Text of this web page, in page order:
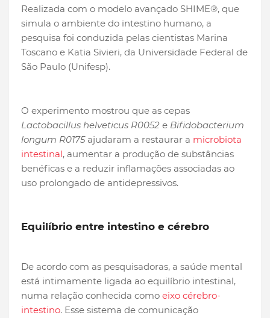
Realizada com o modelo avançado SHIME®, que
simula o ambiente do intestino humano, a
pesquisa foi conduzida pelas cientistas Marina
Toscano e Katia Sivieri, da Universidade Federal de
São Paulo (Unifesp).
O experimento mostrou que as cepas
Lactobacillus helveticus R0052 e Bifidobacterium
longum R0175ajudaram a restaurar a microbiota
intestinal, aumentar a produção de substâncias
benéficas e a reduzir inflamações associadas ao
uso prolongado de antidepressivos.
Equilíbrio entre intestino e cérebro
De acordo com as pesquisadoras, a saúde mental
está intimamente ligada ao equilíbrio intestinal,
numa relação conhecida como eixo cérebro-
intestino. Esse sistema de comunicação